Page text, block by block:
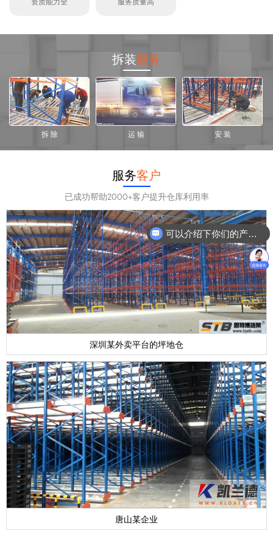
拆装服务
拆 除 运 输 安 装
服务客户
已成功帮助2000+客户提升仓库利用率
深圳某外卖平台的坪地仓
唐山某企业
可以介绍下你们的产品么？